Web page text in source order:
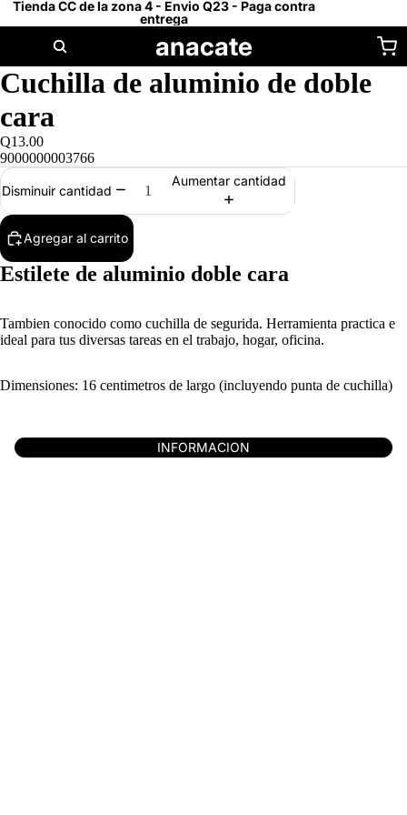
Tienda CC de la zona 4 - Envio Q23 - Paga contra
entrega
anacate
Cuchilla de aluminio de doble
cara
Q13.00
9000000003766
Disminuir cantidad
Aumentar cantidad
Agregar al carrito
Estilete de aluminio doble cara
Tambien conocido como cuchilla de segurida. Herramienta practica e
ideal para tus diversas tareas en el trabajo, hogar, oficina.
Dimensiones: 16 centimetros de largo (incluyendo punta de cuchilla)
INFORMACION